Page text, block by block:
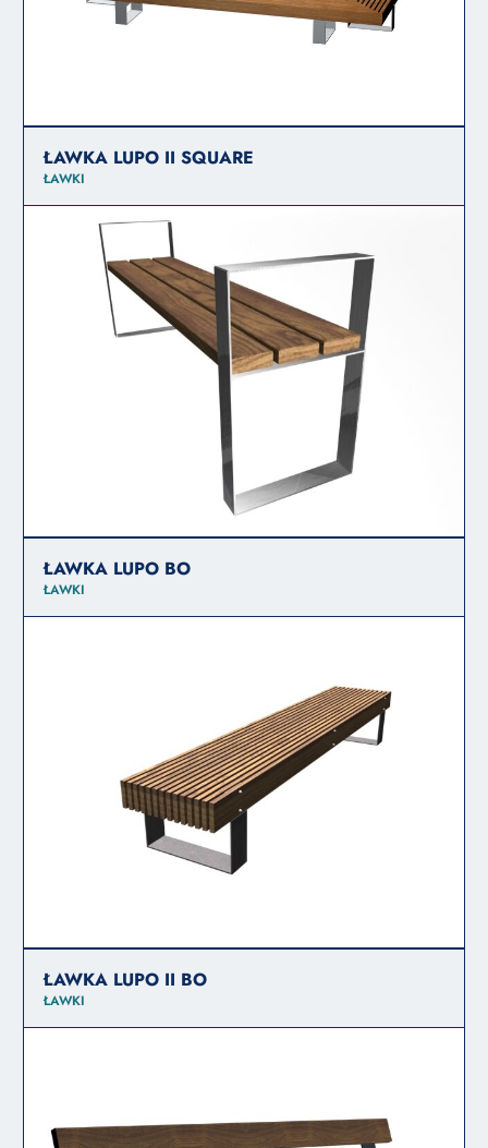
ŁAWKA LUPO II SQUARE
ŁAWKI
ŁAWKA LUPO BO
ŁAWKI
ŁAWKA LUPO II BO
ŁAWKI